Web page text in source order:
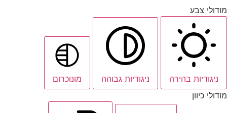
מודולי צבע
ניגודיות בהירה ניגודיות גבוהה
מונוכרום
מודולי כיוון